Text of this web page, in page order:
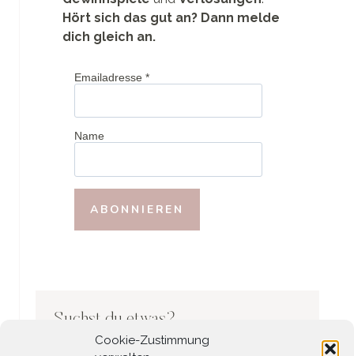
Cookie-Zustimmung
Hört sich das gut an? Dann melde
dich gleich an.
Emailadresse*
Name
Suchst du etwas?
Search